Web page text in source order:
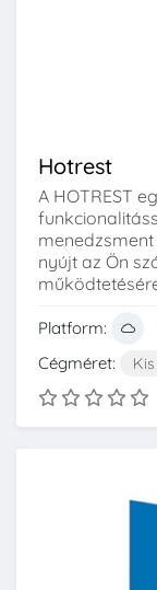
Hotrest
A HOTREST
nyújt az Ön
Platform:
Cégméret:
Kis